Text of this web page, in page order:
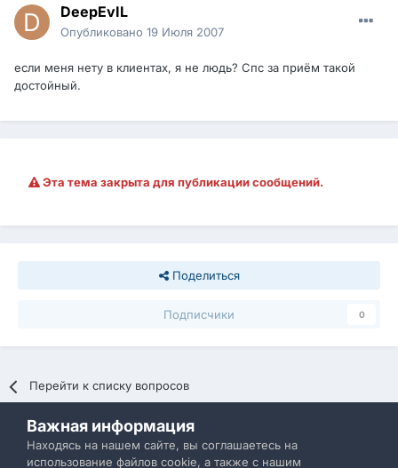
DeepEvIL
Опубликовано 19 Июля 2007
если меня нету в клиентах, я не людь? Спс за приём такой
достойный.
Эта тема закрыта для публикации сообщений.
Поделиться
Подписчики 0
Перейти к списку вопросов
Политика конфиденциальности Обратная связь
IBResource
Важная информация
Находясь на нашем сайте, вы соглашаетесь на
использование файлов cookie, а также с нашим